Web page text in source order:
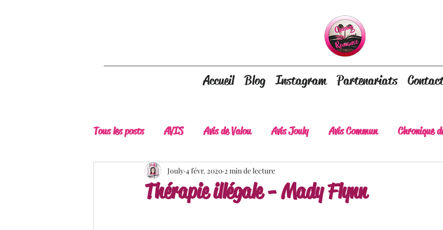
Accueil Blog Instagram Partenariats
Tous les posts AVIS Avis de Valou Avis Jouly Avis Commun Chronique
Belle Découverte A lire absolument
Thérapie illégale - Mady Flynn
Jouly 4 févr. 2020 2 min de lecture